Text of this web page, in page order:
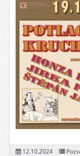
12.10.2024